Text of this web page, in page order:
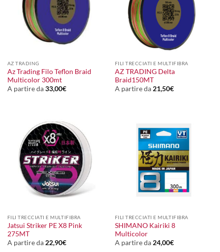
AZ TRADING
Az Trading Filo Teflon Braid
Multicolor 300mt
A partire da33,00€
FILI TRECCIATI E MULTIFIBRA
AZ TRADING Delta
Braid150MT
A partire da21,50€
FILI TRECCIATI E MULTIFIBRA
Jatsui Striker PE X8 Pink
275MT
A partire da 22,90€
FILI TRECCIATI E MULTIFIBRA
SHIMANO Kairiki 8
Multicolor
A partire da 24,00€